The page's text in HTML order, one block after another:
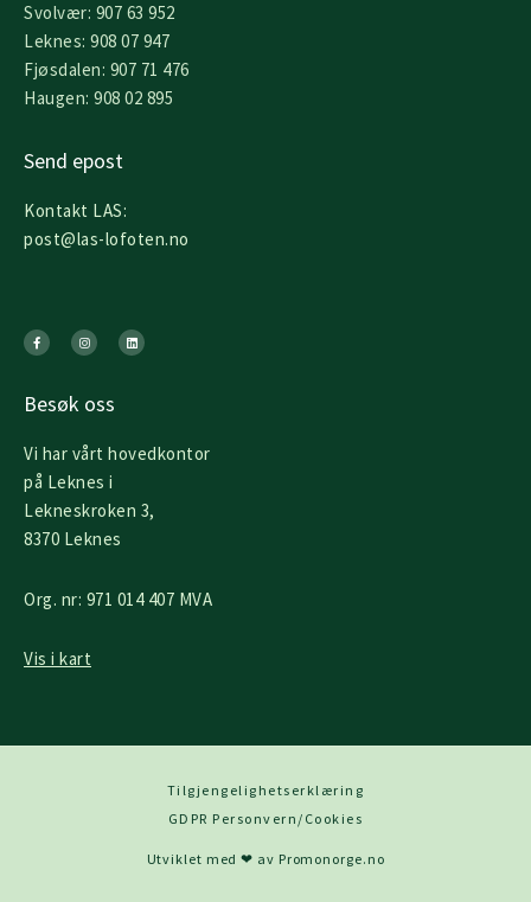
Svolvær: 907 63 952
Leknes: 908 07 947
Fjøsdalen: 907 71 476
Haugen: 908 02 895
Send epost
Kontakt LAS:
post@las-lofoten.no
c
e
b
-
s
t
a
m
n
k
e
Besøk oss
Vi har vårt hovedkontor
på Leknes i
Lekneskroken 3,
8370 Leknes
Org. nr: 971 014 407 MVA
Vis i kart
Tilgjengelighetserklæring
GDPR Personvern/Cookies
Utviklet med ❤ av Promonorge.no